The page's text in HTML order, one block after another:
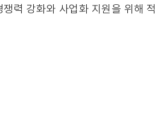
력 강화와 사업화 지원을 위해 적